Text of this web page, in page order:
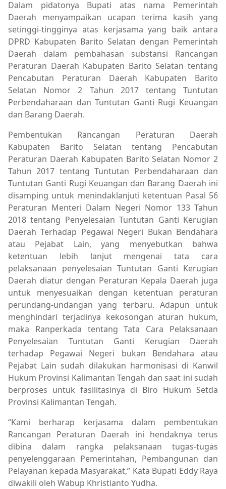
Dalam pidatonya Bupati atas nama Pemerintah
Daerah menyampaikan ucapan terima kasih yang
setinggi-tingginya atas kerjasama yang baik antara
DPRD Kabupaten Barito Selatan dengan Pemerintah
Daerah dalam pembahasan substansi Rancangan
Peraturan Daerah Kabupaten Barito Selatan tentang
Pencabutan Peraturan Daerah Kabupaten Barito
Selatan Nomor 2 Tahun 2017 tentang Tuntutan
Perbendaharaan dan Tuntutan Ganti Rugi Keuangan
dan Barang Daerah.
Pembentukan Rancangan Peraturan Daerah
Kabupaten Barito Selatan tentang Pencabutan
Peraturan Daerah Kabupaten Barito Selatan Nomor 2
Tahun 2017 tentang Tuntutan Perbendaharaan dan
Tuntutan Ganti Rugi Keuangan dan Barang Daerah ini
disamping untuk menindaklanjuti ketentuan Pasal 56
Peraturan Menteri Dalam Negeri Nomor 133 Tahun
2018 tentang Penyelesaian Tuntutan Ganti Kerugian
Daerah Terhadap Pegawai Negeri Bukan Bendahara
atau Pejabat Lain, yang menyebutkan bahwa
ketentuan lebih lanjut mengenai tata cara
pelaksanaan penyelesaian Tuntutan Ganti Kerugian
Daerah diatur dengan Peraturan Kepala Daerah juga
untuk menyesuaikan dengan ketentuan peraturan
perundang-undangan yang terbaru. Adapun untuk
menghindari terjadinya kekosongan aturan hukum,
maka Ranperkada tentang Tata Cara Pelaksanaan
Penyelesaian Tuntutan Ganti Kerugian Daerah
terhadap Pegawai Negeri bukan Bendahara atau
Pejabat Lain sudah dilakukan harmonisasi di Kanwil
Hukum Provinsi Kalimantan Tengah dan saat ini sudah
berproses untuk fasilitasinya di Biro Hukum Setda
Provinsi Kalimantan Tengah.
“Kami berharap kerjasama dalam pembentukan
Rancangan Peraturan Daerah ini hendaknya terus
dibina dalam rangka pelaksanaan tugas-tugas
penyelenggaraan Pemerintahan, Pembangunan dan
Pelayanan kepada Masyarakat,” Kata Bupati Eddy Raya
diwakili oleh Wabup Khristianto Yudha.